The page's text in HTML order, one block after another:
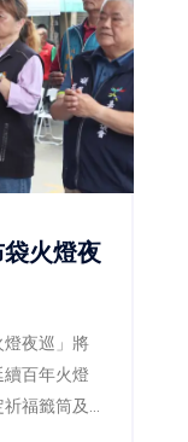
燈夜巡」將
續百年火燈
福籤筒及